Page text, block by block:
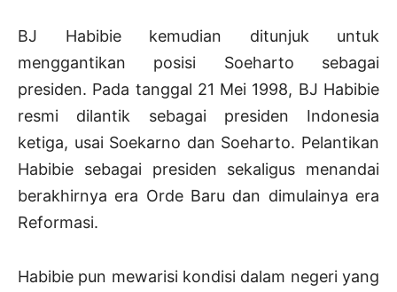
BJ Habibie kemudian ditunjuk untuk
menggantikan posisi Soeharto sebagai
presiden. Pada tanggal 21 Mei 1998, BJ Habibie
resmi dilantik sebagai presiden Indonesia
ketiga, usai Soekarno dan Soeharto. Pelantikan
Habibie sebagai presiden sekaligus menandai
berakhirnya era Orde Baru dan dimulainya era
Reformasi.
Habibie pun mewarisi kondisi dalam negeri yang